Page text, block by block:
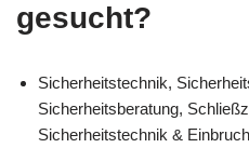
gesucht?
Sicherheitstechnik,
Sicherheitsberatung,
Sicherheitstechnik &